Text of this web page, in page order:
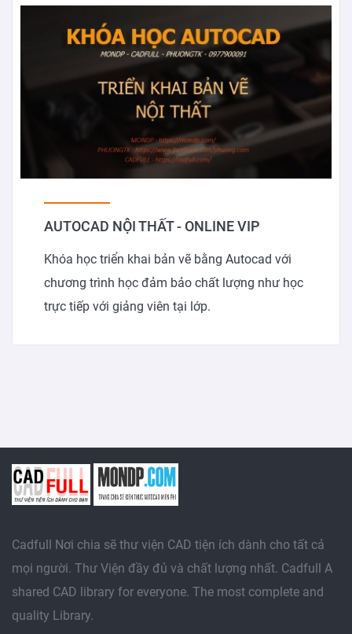
AUTOCAD NỘI THẤT - ONLINE VIP
Khóa học triển khai bản vẽ bằng Autocad với
chương trình học đảm bảo chất lượng như học
trực tiếp với giảng viên tại lớp.
Cadfull Nơi chia sẽ thư viện CAD tiện ích dành cho tất cả
mọi người. Thư Viện đầy đủ và chất lượng nhất. Cadfull A
shared CAD library for everyone. The most complete and
quality Library.